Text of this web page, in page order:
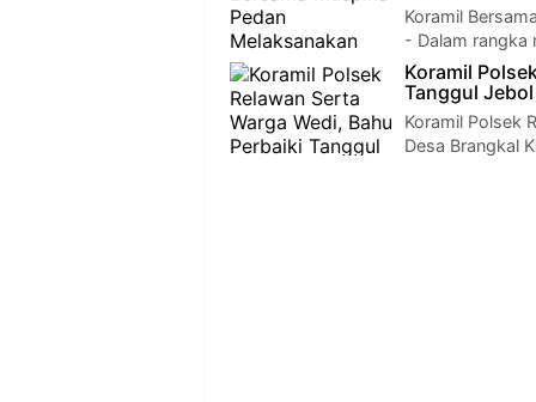
Koramil
- Dalam rangka
Koramil
Tanggul
Koramil Polsek
Desa Brangkal